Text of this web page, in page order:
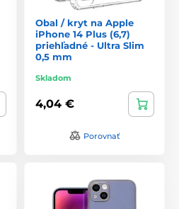
Obal / kryt na Apple
iPhone 14 Plus (6,7)
priehľadné - Ultra Slim
0,5 mm
Skladom
4,04 €
Porovnať